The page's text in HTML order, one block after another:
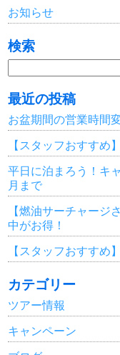
お知らせ
検索
検
索:
最近の投稿
お盆期間の営業時間
【スタッフおすす
平日に泊まろう！キ
月まで
【燃油サーチャージ
中がお得！
【スタッフおすす
カテゴリー
ツアー情報
キャンペーン